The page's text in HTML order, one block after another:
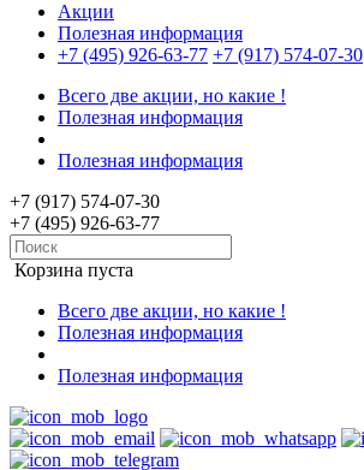
Акции
Полезная информация
+7 (495) 926-63-77 +7 (917) 574-07-30
Всего две акции, но какие !
Полезная информация
Полезная информация
+7 (917) 574-07-30
+7 (495) 926-63-77
Корзина пуста
Всего две акции, но какие !
Полезная информация
Полезная информация